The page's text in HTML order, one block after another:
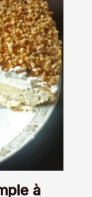
à